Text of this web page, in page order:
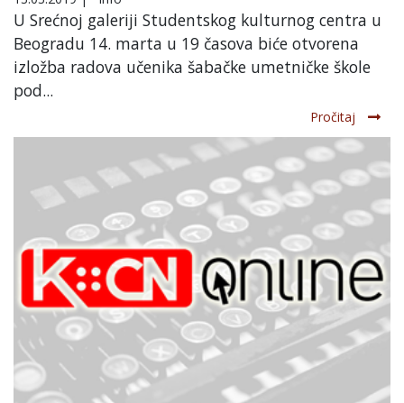
U Srećnoj galeriji Studentskog kulturnog centra u
Beogradu 14. marta u 19 časova biće otvorena
izložba radova učenika šabačke umetničke škole
pod...
Pročitaj